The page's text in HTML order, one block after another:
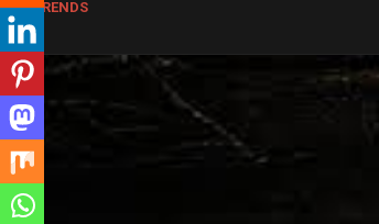
TRENDS